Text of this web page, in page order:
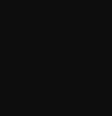
per laddning